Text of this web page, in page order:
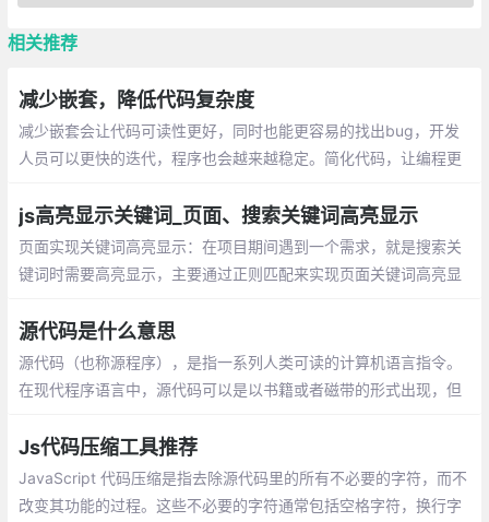
相关推荐
减少嵌套，降低代码复杂度
减少嵌套会让代码可读性更好，同时也能更容易的找出bug，开发
人员可以更快的迭代，程序也会越来越稳定。简化代码，让编程更
js高亮显示关键词_页面、搜索关键词高亮显示
页面实现关键词高亮显示：在项目期间遇到一个需求，就是搜索关
键词时需要高亮显示，主要通过正则匹配来实现页面关键词高亮显
筛选出符合关键字的内容并将关键字高亮
源代码是什么意思
源代码（也称源程序），是指一系列人类可读的计算机语言指令。
在现代程序语言中，源代码可以是以书籍或者磁带的形式出现，但
算机程序。
Js代码压缩工具推荐
JavaScript 代码压缩是指去除源代码里的所有不必要的字符，而不
改变其功能的过程。这些不必要的字符通常包括空格字符，换行字